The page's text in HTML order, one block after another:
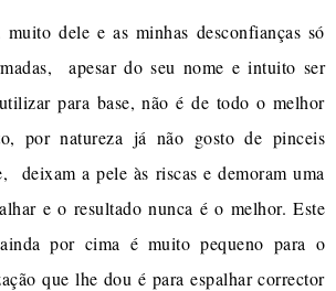
dele e as minhas desconfianças só
apesar do seu nome e intuito ser
para base, não é de todo o melhor
por natureza já não gosto de pinceis
deixam a pele às riscas e demoram uma
e o resultado nunca é o melhor. Este
por cima é muito pequeno para o
que lhe dou é para espalhar corrector